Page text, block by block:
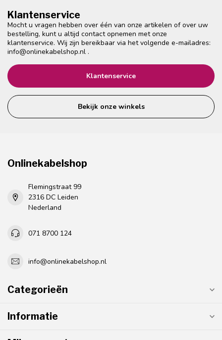
Klantenservice
Mocht u vragen hebben over één van onze artikelen of over uw
bestelling, kunt u altijd contact opnemen met onze
klantenservice. Wij zijn bereikbaar via het volgende e-mailadres:
info@onlinekabelshop.nl .
Klantenservice
Bekijk onze winkels
Onlinekabelshop
Flemingstraat 99
2316 DC Leiden
Nederland
071 8700 124
info@onlinekabelshop.nl
Categorieën
Informatie